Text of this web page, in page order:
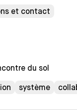
et contact
du sol
système